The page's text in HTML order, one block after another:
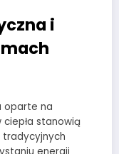
i
oparte na
stanowią